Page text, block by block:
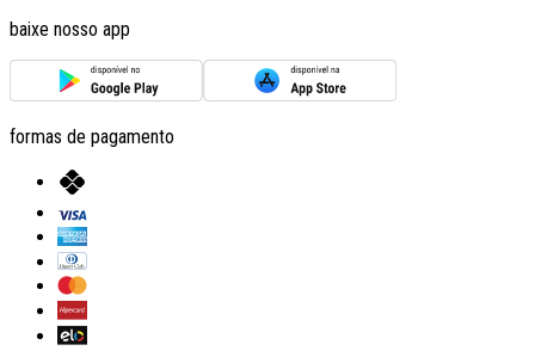
baixe nosso app
formas de pagamento